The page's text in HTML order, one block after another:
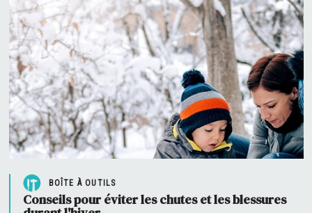
BOÎTE À OUTILS
Conseils pour éviter les chutes et les blessures